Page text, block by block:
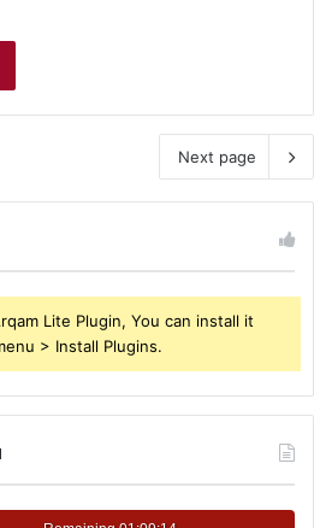
Next page
Lite Plugin, You can install it
> Install Plugins.